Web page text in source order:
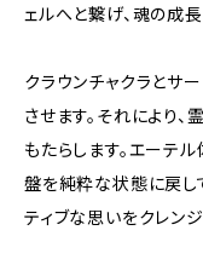
ェルへと繋げ、魂の成
クラウンチャクラとサ
させます。それにより
もたらします。エーテ
盤を純粋な状態に戻し
ティブな思いをクレンジ